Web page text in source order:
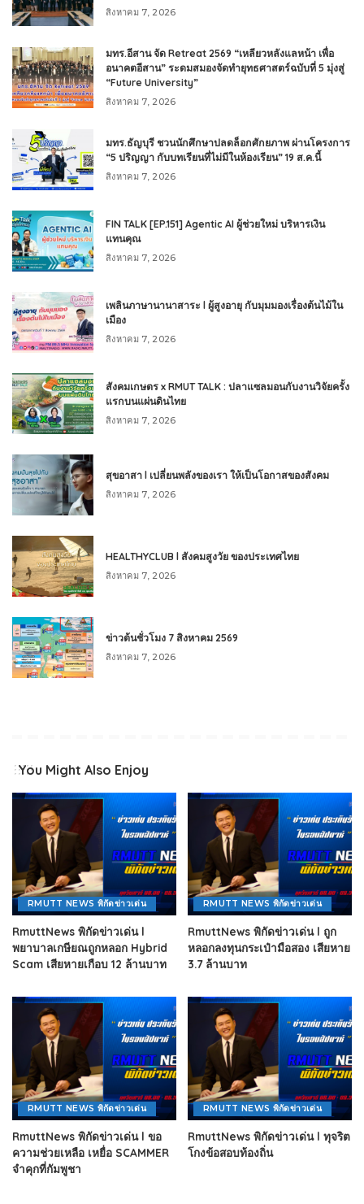
สิงหาคม 7, 2026
มทร.อีสาน จัด Retreat 2569 “เหลียวหลังแลหน้า เพื่อ
อนาคตอีสาน” ระดมสมองจัดทำยุทธศาสตร์ฉบับที่ 5 มุ่งสู่
“Future University”
สิงหาคม 7, 2026
มทร.ธัญบุรี ชวนนักศึกษาปลดล็อกศักยภาพ ผ่านโครงการ
“5 ปริญญา กับบทเรียนที่ไม่มีในห้องเรียน” 19 ส.ค.นี้
สิงหาคม 7, 2026
FIN TALK [EP.151] Agentic AI ผู้ช่วยใหม่ บริหารเงิน
แทนคุณ
สิงหาคม 7, 2026
เพลินภาษานานาสาระ l ผู้สูงอายุ กับมุมมองเรื่องต้นไม้ใน
เมือง
สิงหาคม 7, 2026
สังคมเกษตร x RMUT TALK : ปลาแซลมอนกับงานวิจัยครั้ง
แรกบนแผ่นดินไทย
สิงหาคม 7, 2026
สุขอาสา l เปลี่ยนพลังของเรา ให้เป็นโอกาสของสังคม
สิงหาคม 7, 2026
HEALTHYCLUB l สังคมสูงวัย ของประเทศไทย
สิงหาคม 7, 2026
ข่าวต้นชั่วโมง 7 สิงหาคม 2569
สิงหาคม 7, 2026
You Might Also Enjoy
RMUTT NEWS พิกัดข่าวเด่น
RmuttNews พิกัดข่าวเด่น l
พยาบาลเกษียณถูกหลอก Hybrid
Scam เสียหายเกือบ 12 ล้านบาท
RMUTT NEWS พิกัดข่าวเด่น
RmuttNews พิกัดข่าวเด่น l ถูก
หลอกลงทุนกระเป๋ามือสอง เสียหาย
3.7 ล้านบาท
RMUTT NEWS พิกัดข่าวเด่น
RmuttNews พิกัดข่าวเด่น l ขอ
ความช่วยเหลือ เหยื่อ SCAMMER
จำคุกที่กัมพูชา
RMUTT NEWS พิกัดข่าวเด่น
RmuttNews พิกัดข่าวเด่น l ทุจริต
โกงข้อสอบท้องถิ่น